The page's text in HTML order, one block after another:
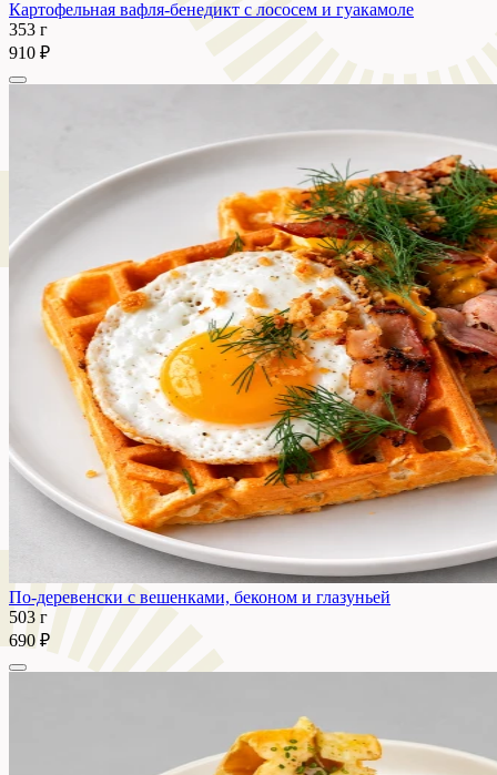
Картофельная вафля-бенедикт с лососем и гуакамоле
353 г
910 ₽
По-деревенски с вешенками, беконом и глазуньей
503 г
690 ₽